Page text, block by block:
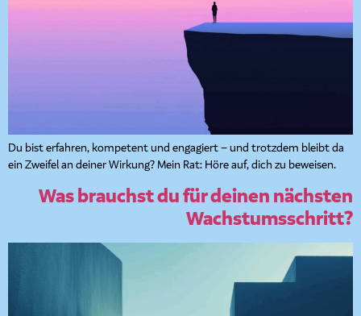
Du bist erfahren, kompetent und engagiert – und trotzdem bleibt da
ein Zweifel an deiner Wirkung? Mein Rat: Höre auf, dich zu beweisen.
Was brauchst du für deinen nächsten
Wachstumsschritt?